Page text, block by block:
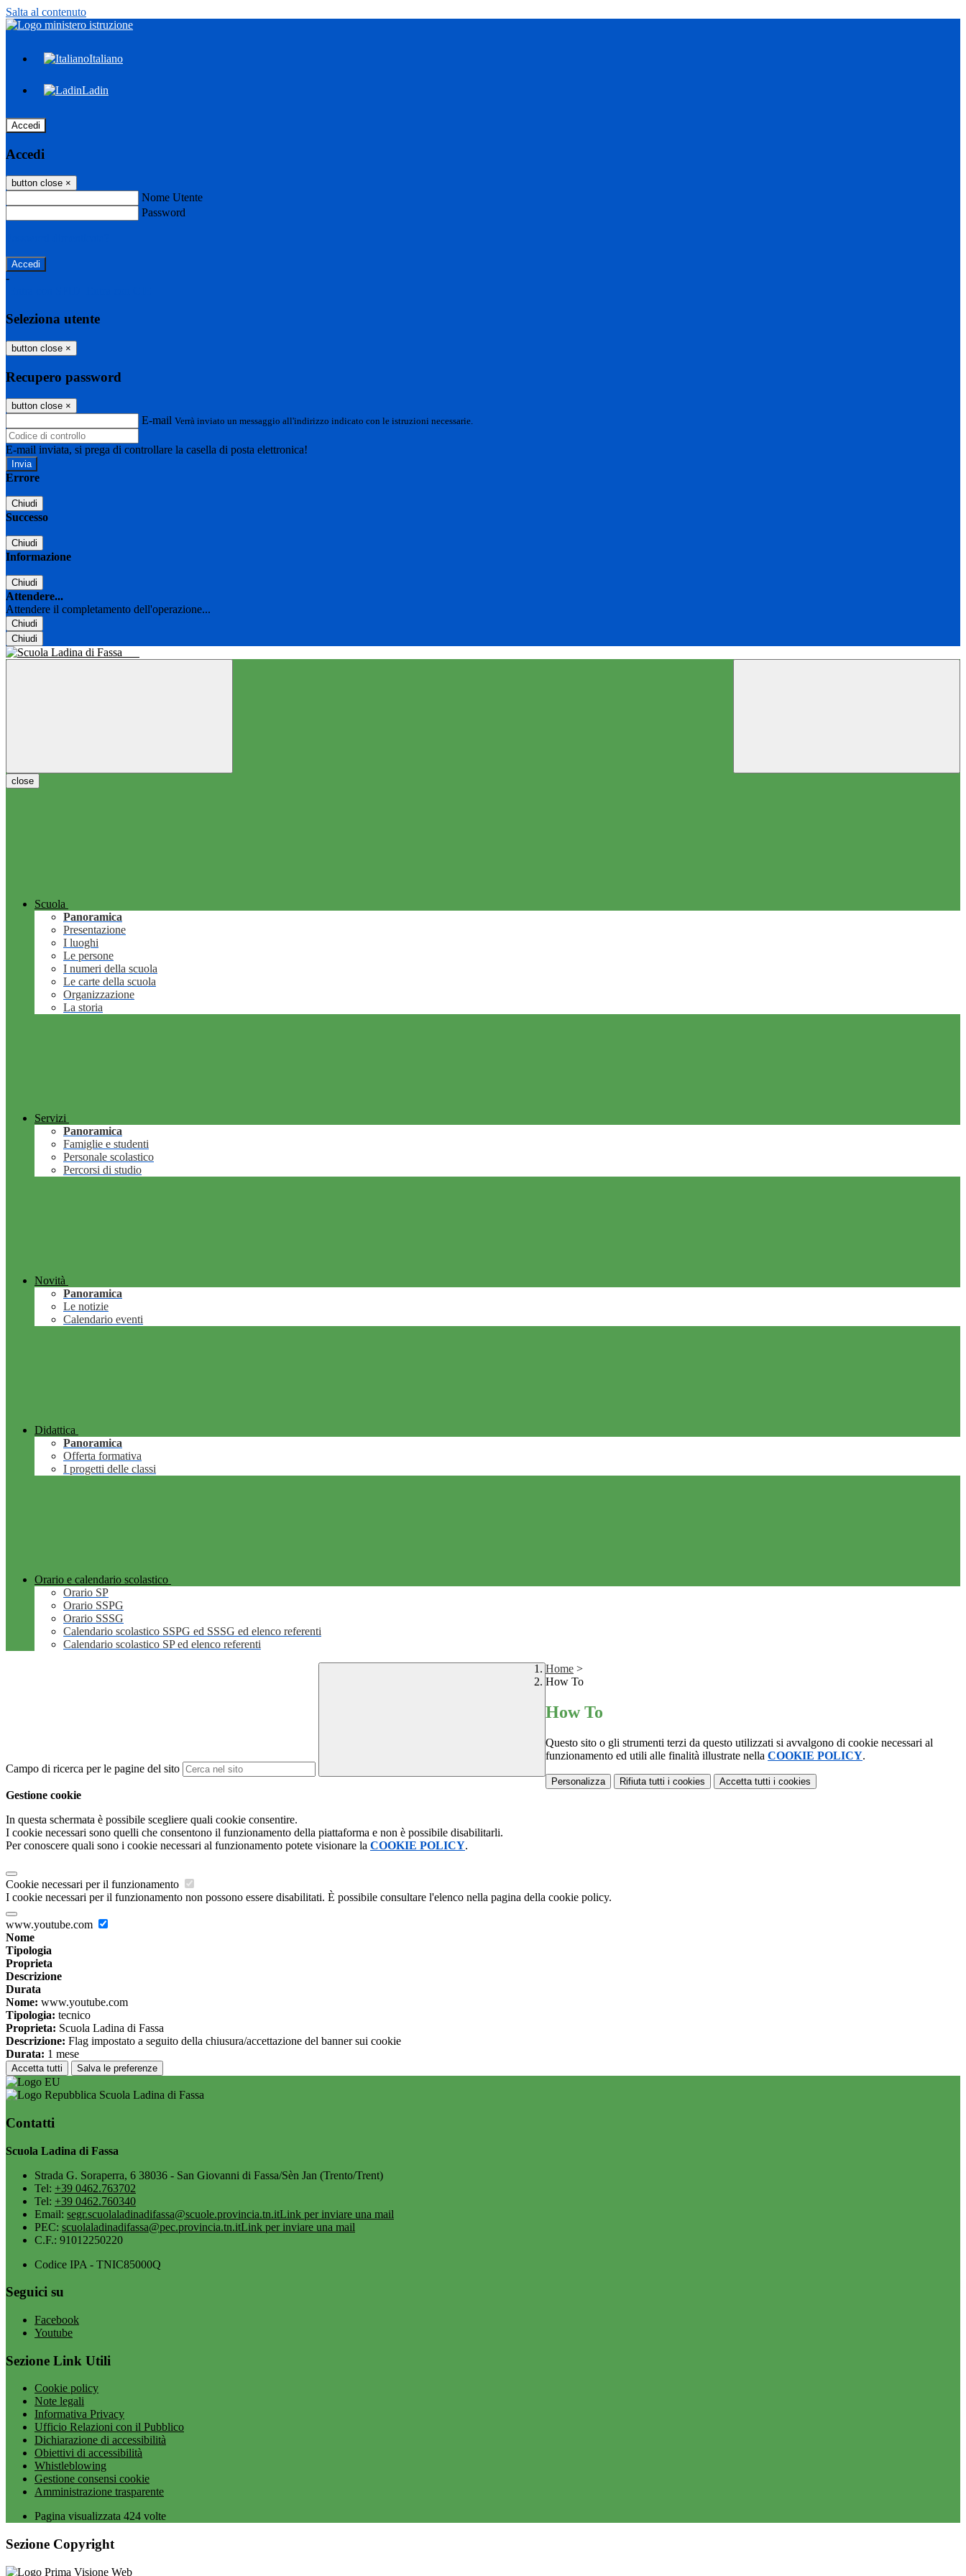
Salta al contenuto
Italiano
Ladin
Accedi
Accedi
button close ×
Nome Utente
Password
-
Seleziona utente
button close ×
Recupero password
button close ×
E-mail Verrà inviato un messaggio all'indirizzo indicato con le istruzioni necessarie.
E-mail inviata, si prega di controllare la casella di posta elettronica!
Errore
Chiudi
Successo
Chiudi
Informazione
Chiudi
Attendere...
Attendere il completamento dell'operazione...
Chiudi
Chiudi
close
Scuola
Panoramica
Presentazione
I luoghi
Le persone
I numeri della scuola
Le carte della scuola
Organizzazione
La storia
Servizi
Panoramica
Famiglie e studenti
Personale scolastico
Percorsi di studio
Novità
Panoramica
Le notizie
Calendario eventi
Didattica
Panoramica
Offerta formativa
I progetti delle classi
Orario e calendario scolastico
Orario SP
Orario SSPG
Orario SSSG
Calendario scolastico SSPG ed SSSG ed elenco referenti
Calendario scolastico SP ed elenco referenti
Campo di ricerca per le pagine del sito
Home >
How To
How To
Questo sito o gli strumenti terzi da questo utilizzati si avvalgono di cookie necessari al
funzionamento ed utili alle finalità illustrate nella COOKIE POLICY.
Personalizza Rifiuta tutti i cookies Accetta tutti i cookies
Gestione cookie
In questa schermata è possibile scegliere quali cookie consentire.
I cookie necessari sono quelli che consentono il funzionamento della piattaforma e non è possibile disabilitarli.
Per conoscere quali sono i cookie necessari al funzionamento potete visionare la COOKIE POLICY.
Cookie necessari per il funzionamento
I cookie necessari per il funzionamento non possono essere disabilitati. È possibile consultare l'elenco nella pagina della cookie policy.
www.youtube.com
Nome
Tipologia
Proprieta
Descrizione
Durata
Nome: www.youtube.com
Tipologia: tecnico
Proprieta: Scuola Ladina di Fassa
Descrizione: Flag impostato a seguito della chiusura/accettazione del banner sui cookie
Durata: 1 mese
Accetta tutti Salva le preferenze
Scuola Ladina di Fassa
Contatti
Scuola Ladina di Fassa
Strada G. Soraperra, 6 38036 - San Giovanni di Fassa/Sèn Jan (Trento/Trent)
Tel: +39 0462.763702
Tel: +39 0462.760340
Email: segr.scuolaladinadifassa@scuole.provincia.tn.itLink per inviare una mail
PEC: scuolaladinadifassa@pec.provincia.tn.itLink per inviare una mail
C.F.: 91012250220
Codice IPA - TNIC85000Q
Seguici su
Facebook
Youtube
Sezione Link Utili
Cookie policy
Note legali
Informativa Privacy
Ufficio Relazioni con il Pubblico
Dichiarazione di accessibilità
Obiettivi di accessibilità
Whistleblowing
Gestione consensi cookie
Amministrazione trasparente
Pagina visualizzata 424 volte
Sezione Copyright